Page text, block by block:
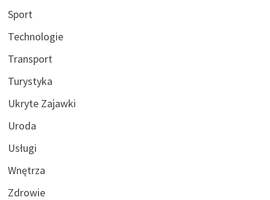
Sport
Technologie
Transport
Turystyka
Ukryte Zajawki
Uroda
Usługi
Wnętrza
Zdrowie